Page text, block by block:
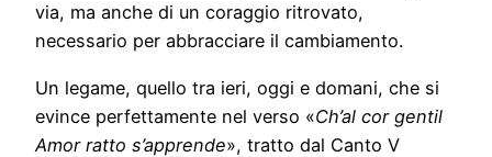
via, ma anche di un coraggio ritrovato,
necessario per abbracciare il cambiamento.
Un legame, quello tra ieri, oggi e domani, che si
evince perfettamente nel verso «Ch’al cor gentil
Amor ratto s’apprende», tratto dal Canto V